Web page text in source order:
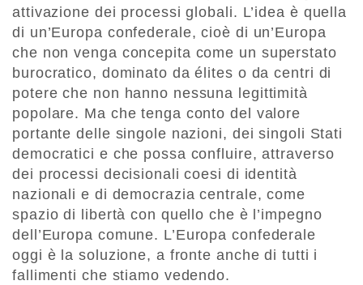
attivazione dei processi globali. L’idea è quella
di un’Europa confederale, cioè di un’Europa
che non venga concepita come un superstato
burocratico, dominato da élites o da centri di
potere che non hanno nessuna legittimità
popolare. Ma che tenga conto del valore
portante delle singole nazioni, dei singoli Stati
democratici e che possa confluire, attraverso
dei processi decisionali coesi di identità
nazionali e di democrazia centrale, come
spazio di libertà con quello che è l’impegno
dell’Europa comune. L’Europa confederale
oggi è la soluzione, a fronte anche di tutti i
fallimenti che stiamo vedendo.